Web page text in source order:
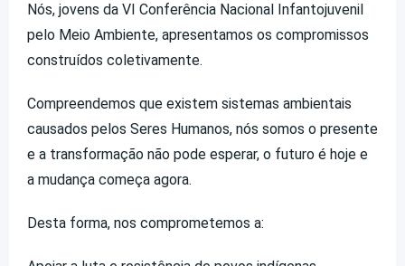
Nós, jovens da VI Conferência Nacional Infantojuvenil
pelo Meio Ambiente, apresentamos os compromissos
construídos coletivamente.
Compreendemos que existem sistemas ambientais
causados pelos Seres Humanos, nós somos o presente
e a transformação não pode esperar, o futuro é hoje e
a mudança começa agora.
Desta forma, nos comprometemos a: